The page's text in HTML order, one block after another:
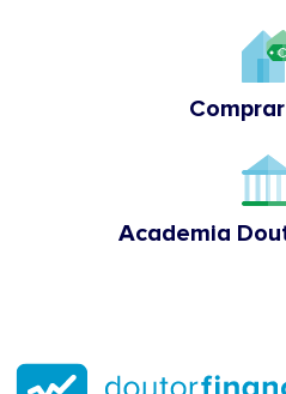
Academia